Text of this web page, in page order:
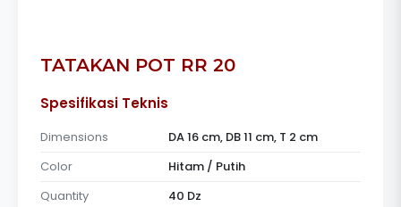
TATAKAN POT RR 20
Spesifikasi Teknis
Dimensions
DA 16 cm, DB 11 cm, T 2 cm
Color
Hitam / Putih
Quantity
40 Dz